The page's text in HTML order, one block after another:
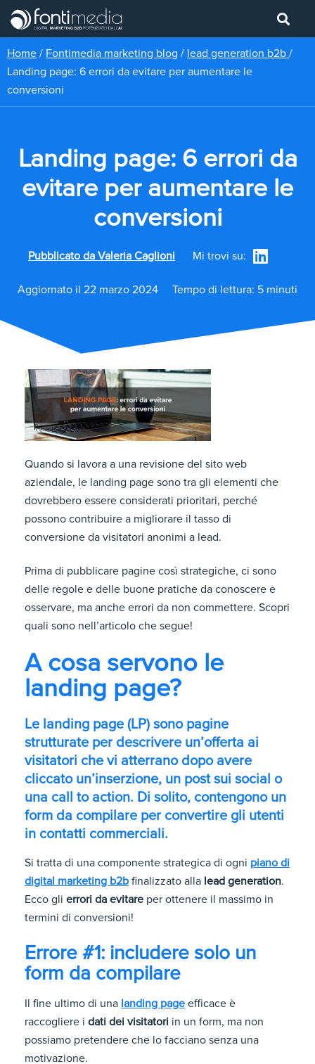
Home / Fontimedia marketing blog / lead generation b2b /
Landing page: 6 errori da evitare per aumentare le
conversioni
Landing page: 6 errori da
evitare per aumentare le
conversioni
Pubblicato da Valeria Caglioni Mi trovi su:
Aggiornato il 22 marzo 2024 Tempo di lettura: 5 minuti
Quando si lavora a una revisione del sito web
aziendale, le landing page sono tra gli elementi che
dovrebbero essere considerati prioritari, perché
possono contribuire a migliorare il tasso di
conversione da visitatori anonimi a lead.
Prima di pubblicare pagine così strategiche, ci sono
delle regole e delle buone pratiche da conoscere e
osservare, ma anche errori da non commettere. Scopri
quali sono nell’articolo che segue!
A cosa servono le
landing page?
Le landing page (LP) sono pagine
strutturate per descrivere un’offerta ai
visitatori che vi atterrano dopo avere
cliccato un’inserzione, un post sui social o
una call to action. Di solito, contengono un
form da compilare per convertire gli utenti
in contatti commerciali.
Si tratta di una componente strategica di ogni piano di
digital marketing b2b finalizzato alla lead generation.
Ecco gli errori da evitare per ottenere il massimo in
termini di conversioni!
Errore #1: includere solo un
form da compilare
Il fine ultimo di una landing page efficace è
raccogliere i dati dei visitatori in un form, ma non
possiamo pretendere che lo facciano senza una
motivazione.